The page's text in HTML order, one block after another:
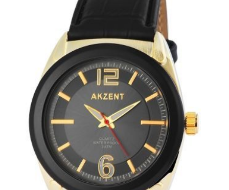
716 Ft.